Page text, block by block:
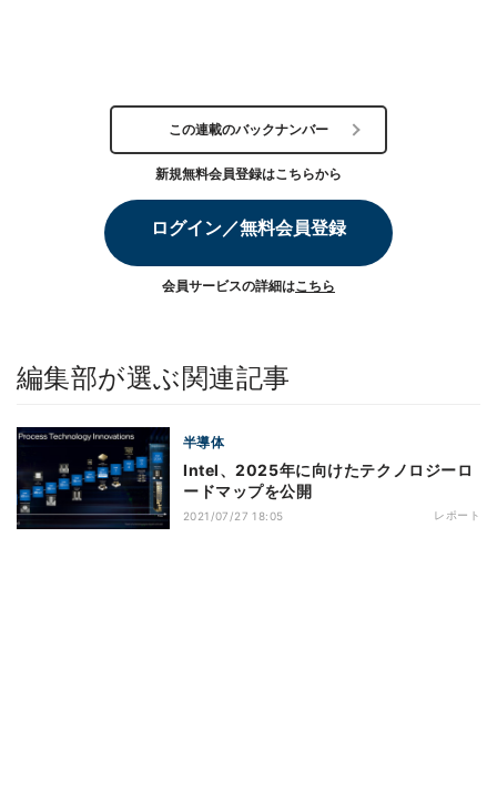
この連載のバックナンバー
新規無料会員登録はこちらから
ログイン／無料会員登録
会員サービスの詳細はこちら
編集部が選ぶ関連記事
半導体
Intel、2025年に向けたテクノロジーロ
ードマップを公開
2021/07/27 18:05 レポート